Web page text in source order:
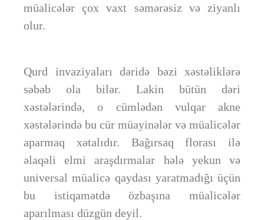
müalicələr çox vaxt səmərəsiz və ziyanlı
olur.
Qurd invaziyaları dəridə bəzi xəstəliklərə
səbəb ola bilər. Lakin bütün dəri
xəstələrində, o cümlədən vulqar akne
xəstələrində bu cür müayinələr və müalicələr
aparmaq xətalıdır. Bağırsaq florası ilə
əlaqəli elmi araşdırmalar hələ yekun və
universal müalicə qaydası yaratmadığı üçün
bu istiqamətdə özbaşına müalicələr
aparılması düzgün deyil.